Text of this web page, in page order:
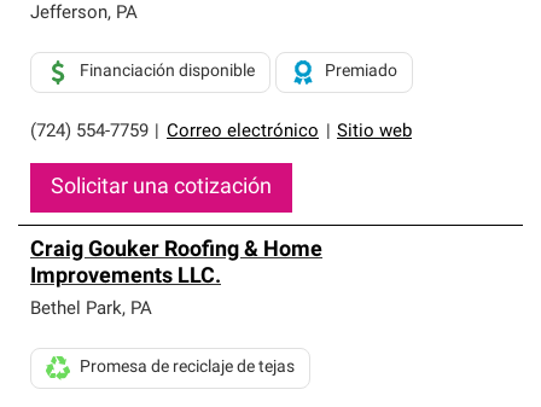
Jefferson, PA
(724) 554-7759 Correo electrónico Sitio web
Financiación disponible Premiado
Solicitar una cotización
Craig Gouker Roofing & Home
Improvements LLC.
Bethel Park, PA
Promesa de reciclaje de tejas